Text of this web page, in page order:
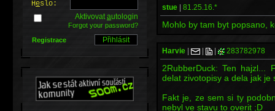
stue 81.25.16.*
Mohlo by tam byt popsano,
Harvie 283782978
2RubberDuck: Ten hajzl...
delat zivotopisy a dela jak je
Fakt je, ze sem si ty
nebyl ve stavu to overit ;D
Heslo:
Aktivovatautologin
Forgot your password?
Registrace